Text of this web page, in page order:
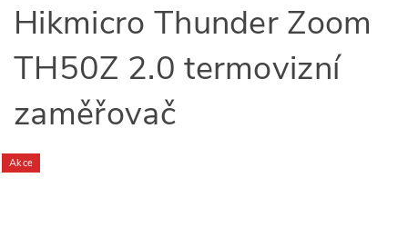
Hikmicro Thunder Zoom
TH50Z 2.0 termovizní
zaměřovač
Akce